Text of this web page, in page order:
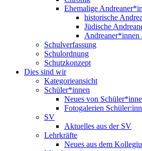
Ehemalige
historische
Jüdische
Andreaner*innen
Schulverfassung
Schulordnung
Schutzkonzept
Dies sind wir
Kategorieansicht
Schüler*innen
Neues von
Fotogalerien
SV
Aktuelles aus der SV
Lehrkräfte
Neues aus dem